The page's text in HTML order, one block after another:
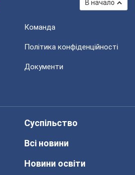
В начало
Команда
Політика конфіденційності
Документи
Суспільство
Всі новини
Новини освіти